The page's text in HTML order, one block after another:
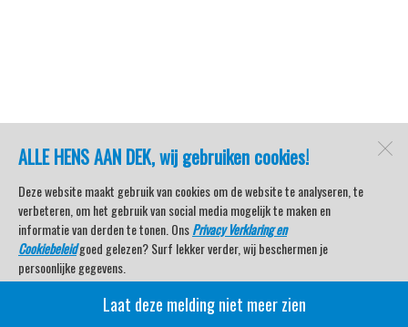
ALLE HENS AAN DEK, wij gebruiken cookies!
Deze website maakt gebruik van cookies om de website te analyseren, te
verbeteren, om het gebruik van social media mogelijk te maken en
informatie van derden te tonen. OnsPrivacy Verklaring en
Cookiebeleidgoed gelezen? Surf lekker verder, wij beschermen je
persoonlijke gegevens.
Veel kijkplezier met Watersport TV Beleving & Nieuws!
Laat deze melding niet meer zien